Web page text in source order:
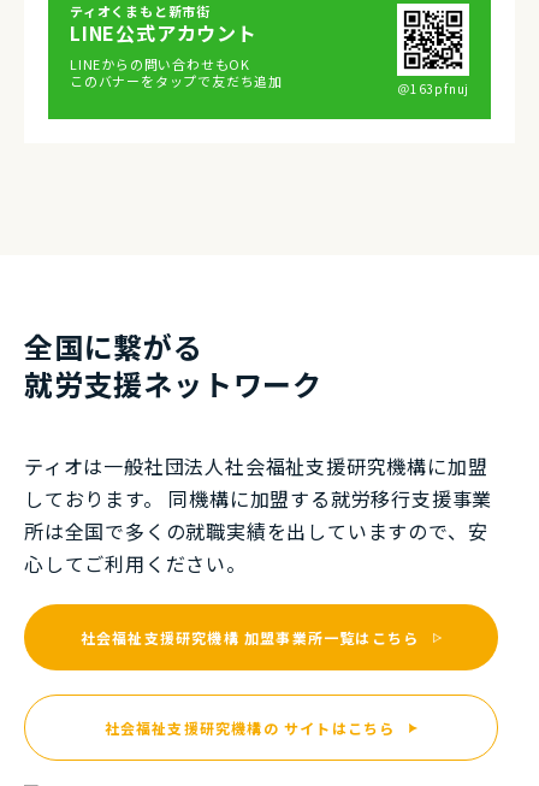
ティオくまもと新市街
LINE公式アカウント
LINEからの問い合わせもOK
このバナーをタップで友だち追加
＠163pfnuj
全国に繋がる
就労⽀援ネットワーク
ティオは一般社団法⼈社会福祉⽀援研究機構に加盟
しております。 同機構に加盟する就労移⾏⽀援事業
所は全国で多くの就職実績を出していますので、安
⼼してご利⽤ください。
社会福祉支援研究機構 加盟事業所一覧はこちら
社会福祉支援研究機構の サイトはこちら